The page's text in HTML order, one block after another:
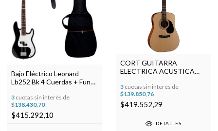
Bajo Eléctrico Leonard
Lb252 Bk 4 Cuerdas + Funda
3 cuotas sin interés de
$138.430,70
$415.292,10
CORT GUITARRA
ELECTRICA ACUSTICA
3 cuotas sin interés de
$139.850,76
$419.552,29
DETALLES